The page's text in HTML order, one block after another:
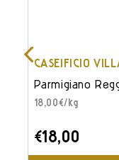
CASEIFICIO
Parmigiano
18,00€/kg
€18,00